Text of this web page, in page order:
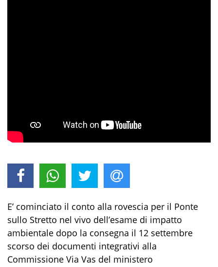
E’ cominciato il conto alla rovescia per il Ponte
sullo Stretto nel vivo dell’esame di impatto
ambientale dopo la consegna il 12 settembre
scorso dei documenti integrativi alla
Commissione Via Vas del ministero